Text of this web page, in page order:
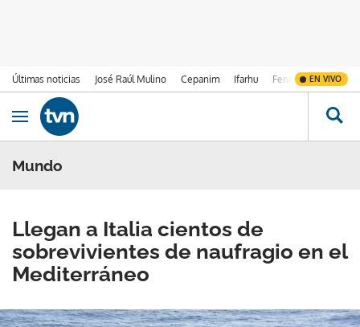
Últimas noticias José Raúl Mulino Cepanim Ifarhu Fenómeno de El
EN VIVO
Ir al contenido
Obrir navegació
Mundo
Llegan a Italia cientos de
sobrevivientes de naufragio en el
Mediterráneo